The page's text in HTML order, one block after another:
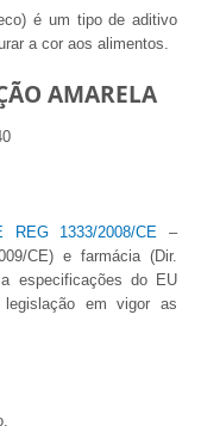
é um tipo de aditivo
a cor aos alimentos.
AMARELA
REG 1333/2008/CE –
CE) e farmácia (Dir.
especificações do EU
em vigor as